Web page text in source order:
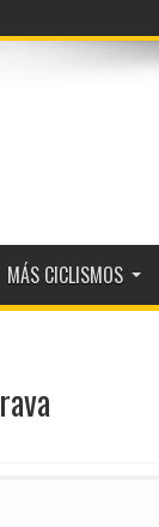
MÁS CICLISMOS